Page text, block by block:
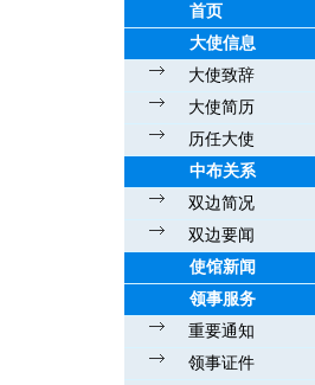
首页
大使信息
大使致辞
大使简历
历任大使
中布关系
双边简况
双边要闻
使馆新闻
领事服务
重要通知
领事证件